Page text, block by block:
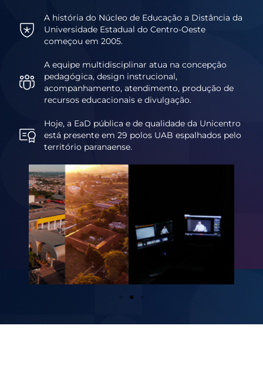
A história do Núcleo de Educação a Distância da
Universidade Estadual do Centro-Oeste
começou em 2005.
A equipe multidisciplinar atua na concepção
pedagógica, design instrucional,
acompanhamento, atendimento, produção de
recursos educacionais e divulgação.
Hoje, a EaD pública e de qualidade da Unicentro
está presente em 29 polos UAB espalhados pelo
território paranaense.